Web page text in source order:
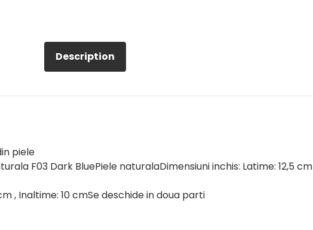
Description
piele
F03 Dark BluePiele naturalaDimensiuni inchis: Latime: 12,5 cm
, Inaltime: 10 cmSe deschide in doua parti